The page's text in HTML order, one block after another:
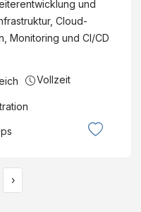
und
Cloud-
Monitoring und CI/CD
Vollzeit
›